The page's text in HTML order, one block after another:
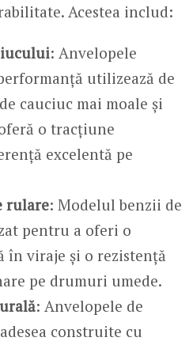
Acestea includ:
: Anvelopele
utilizează de
cauciuc mai moale și
o tracțiune
excelentă pe
rulare: Modelul benzii de
pentru a oferi o
în viraje și o rezistență
pe drumuri umede.
: Anvelopele de
construite cu